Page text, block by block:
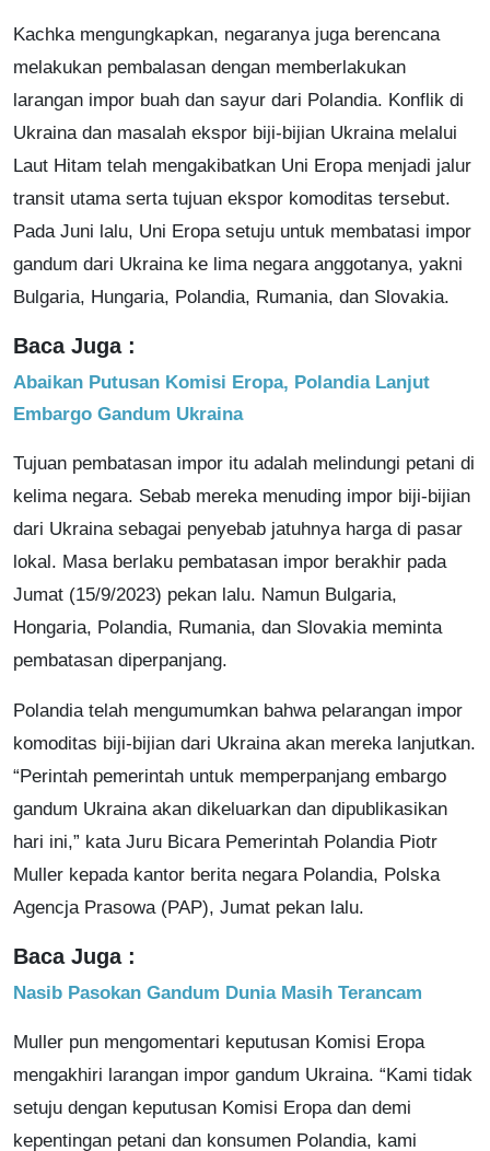
Kachka mengungkapkan, negaranya juga berencana
melakukan pembalasan dengan memberlakukan
larangan impor buah dan sayur dari Polandia. Konflik di
Ukraina dan masalah ekspor biji-bijian Ukraina melalui
Laut Hitam telah mengakibatkan Uni Eropa menjadi jalur
transit utama serta tujuan ekspor komoditas tersebut.
Pada Juni lalu, Uni Eropa setuju untuk membatasi impor
gandum dari Ukraina ke lima negara anggotanya, yakni
Bulgaria, Hungaria, Polandia, Rumania, dan Slovakia.
Baca Juga :
Abaikan Putusan Komisi Eropa, Polandia Lanjut
Embargo Gandum Ukraina
Tujuan pembatasan impor itu adalah melindungi petani di
kelima negara. Sebab mereka menuding impor biji-bijian
dari Ukraina sebagai penyebab jatuhnya harga di pasar
lokal. Masa berlaku pembatasan impor berakhir pada
Jumat (15/9/2023) pekan lalu. Namun Bulgaria,
Hongaria, Polandia, Rumania, dan Slovakia meminta
pembatasan diperpanjang.
Polandia telah mengumumkan bahwa pelarangan impor
komoditas biji-bijian dari Ukraina akan mereka lanjutkan.
“Perintah pemerintah untuk memperpanjang embargo
gandum Ukraina akan dikeluarkan dan dipublikasikan
hari ini,” kata Juru Bicara Pemerintah Polandia Piotr
Muller kepada kantor berita negara Polandia, Polska
Agencja Prasowa (PAP), Jumat pekan lalu.
Baca Juga :
Nasib Pasokan Gandum Dunia Masih Terancam
Muller pun mengomentari keputusan Komisi Eropa
mengakhiri larangan impor gandum Ukraina. “Kami tidak
setuju dengan keputusan Komisi Eropa dan demi
kepentingan petani dan konsumen Polandia, kami